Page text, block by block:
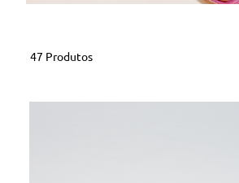
47 Produtos